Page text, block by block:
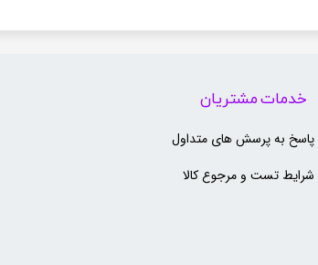
خدمات مشتریان
پاسخ به پرسش های متداول
شرایط تست و مرجوع کالا